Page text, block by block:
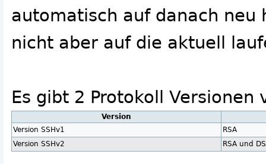
automatisch auf danach neu
nicht aber auf die aktuell
Es gibt 2 Protokoll Versionen
Version
Version SSHv1
RSA
Version SSHv2
RSA und